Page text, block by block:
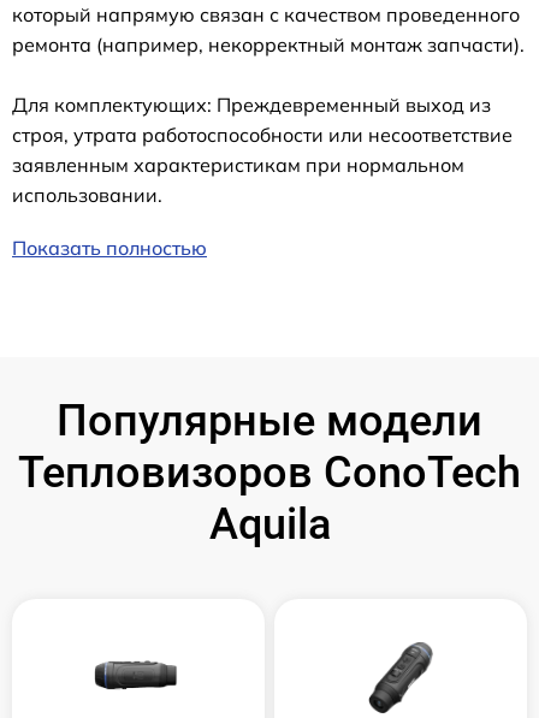
который напрямую связан с качеством проведенного
ремонта (например, некорректный монтаж запчасти).
Для комплектующих: Преждевременный выход из
строя, утрата работоспособности или несоответствие
заявленным характеристикам при нормальном
использовании.
Показать полностью
Популярные модели
Тепловизоров ConoTech
Aquila